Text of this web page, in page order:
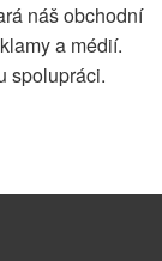
náš obchodní
a médií.
spolupráci.